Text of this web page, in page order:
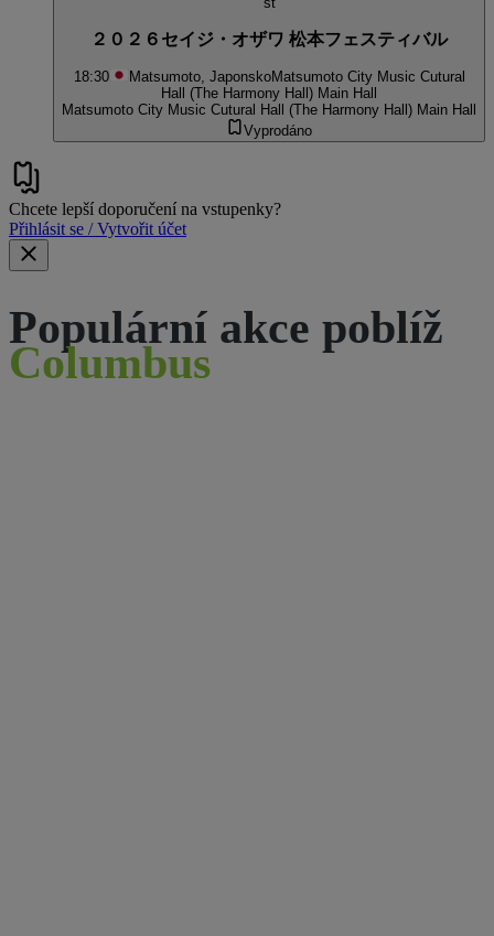
２０２６セイジ・オザワ 松本フェスティバル
18:30 Matsumoto, JaponskoMatsumoto City Music Cutural
Hall (The Harmony Hall) Main Hall
Matsumoto City Music Cutural Hall (The Harmony Hall) Main Hall
Vyprodáno
Chcete lepší doporučení na vstupenky?
Přihlásit se / Vytvořit účet
Populární akce poblíž
Columbus